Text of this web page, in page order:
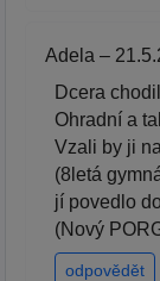
Adela –
Dcera
Ohradní a
Vzali by ji
(8letá
jí povedlo
(Nový
odpovědět